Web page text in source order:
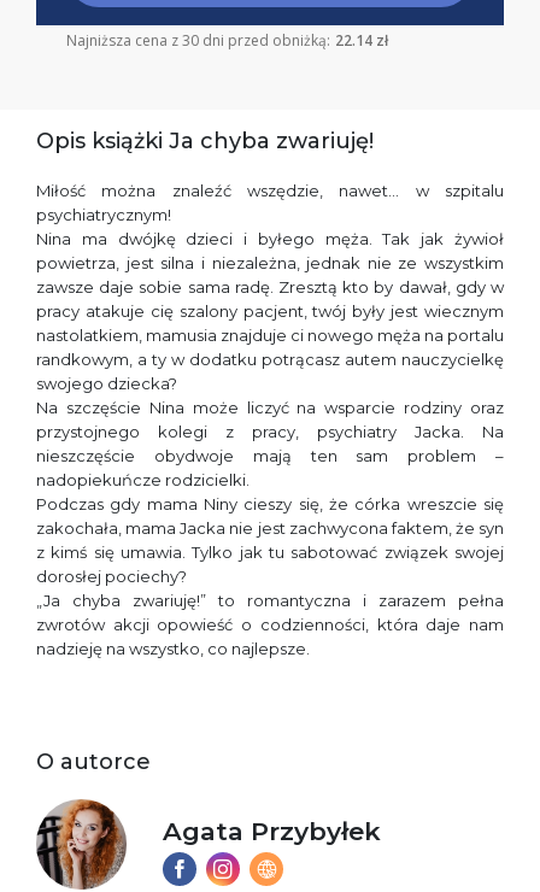
Najniższa cena z 30 dni przed obniżką: 22.14 zł
Opis książki Ja chyba zwariuję!
Miłość można znaleźć wszędzie, nawet… w szpitalu
psychiatrycznym!
Nina ma dwójkę dzieci i byłego męża. Tak jak żywioł
powietrza, jest silna i niezależna, jednak nie ze wszystkim
zawsze daje sobie sama radę. Zresztą kto by dawał, gdy w
pracy atakuje cię szalony pacjent, twój były jest wiecznym
nastolatkiem, mamusia znajduje ci nowego męża na portalu
randkowym, a ty w dodatku potrącasz autem nauczycielkę
swojego dziecka?
Na szczęście Nina może liczyć na wsparcie rodziny oraz
przystojnego kolegi z pracy, psychiatry Jacka. Na
nieszczęście obydwoje mają ten sam problem –
nadopiekuńcze rodzicielki.
Podczas gdy mama Niny cieszy się, że córka wreszcie się
zakochała, mama Jacka nie jest zachwycona faktem, że syn
z kimś się umawia. Tylko jak tu sabotować związek swojej
dorosłej pociechy?
„Ja chyba zwariuję!” to romantyczna i zarazem pełna
zwrotów akcji opowieść o codzienności, która daje nam
nadzieję na wszystko, co najlepsze.
O autorce
Agata Przybyłek